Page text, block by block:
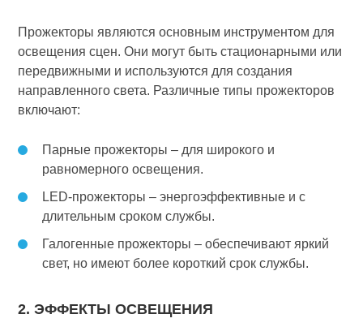
Прожекторы являются основным инструментом для
освещения сцен. Они могут быть стационарными или
передвижными и используются для создания
направленного света. Различные типы прожекторов
включают:
Парные прожекторы – для широкого и
равномерного освещения.
LED-прожекторы – энергоэффективные и с
длительным сроком службы.
Галогенные прожекторы – обеспечивают яркий
свет, но имеют более короткий срок службы.
2. ЭФФЕКТЫ ОСВЕЩЕНИЯ